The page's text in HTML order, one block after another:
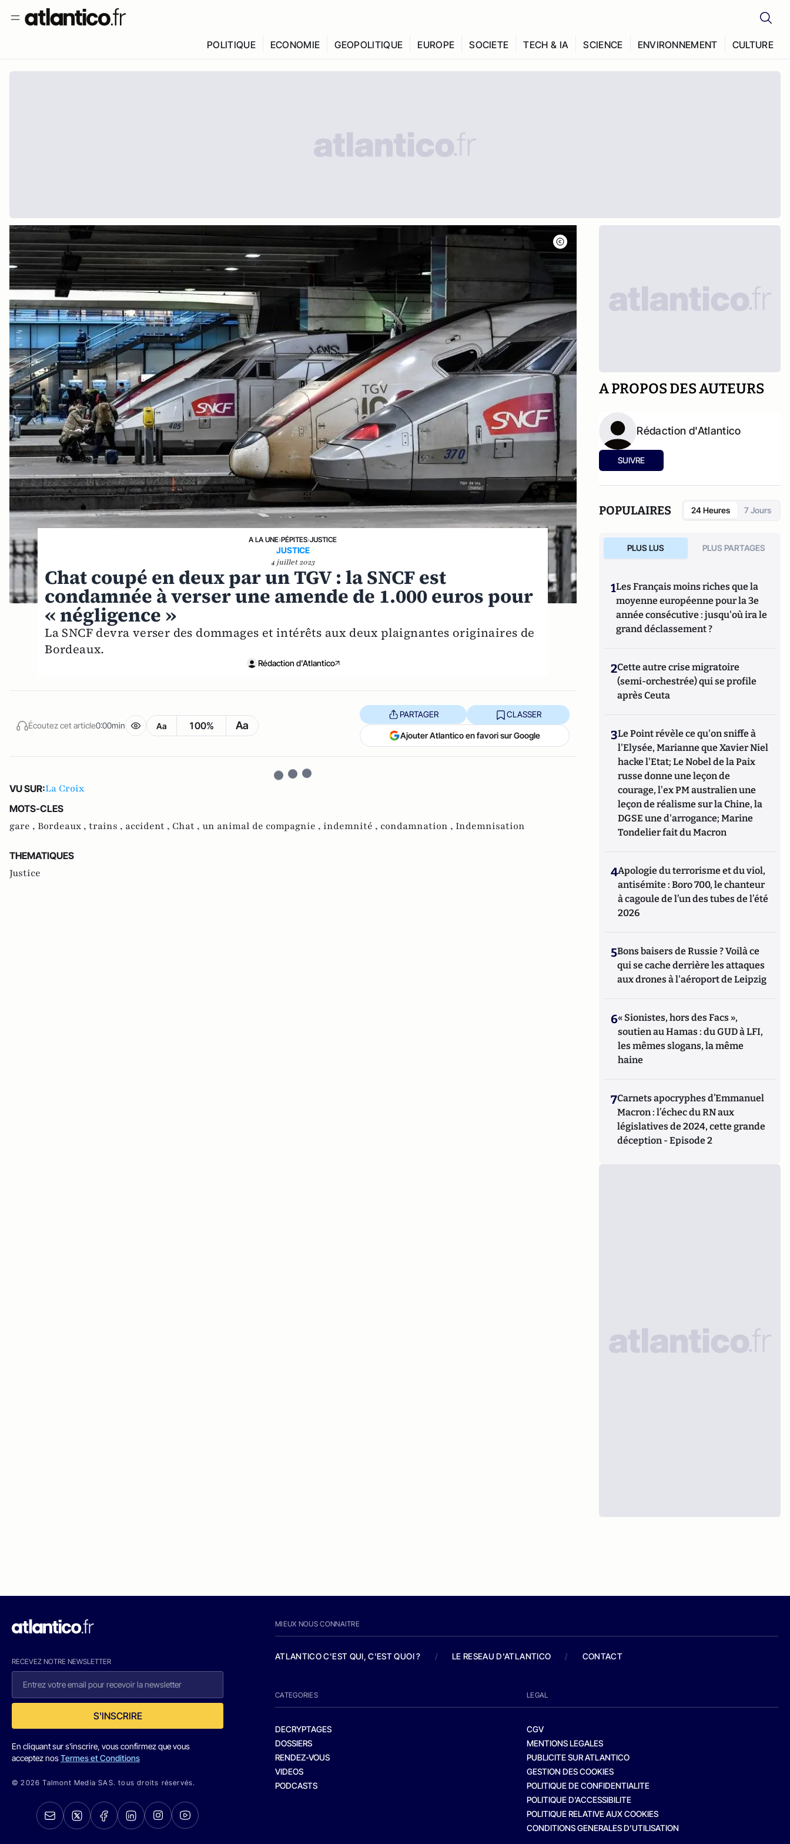
POLITIQUE ECONOMIE GEOPOLITIQUE EUROPE SOCIETE TECH & IA SCIENCE ENVIRONNEMENT CULTURE
A LA UNE›PÉPITES›JUSTICE
JUSTICE
4 juillet 2023
Chat coupé en deux par un TGV : la SNCF est
condamnée à verser une amende de 1.000 euros pour
« négligence »
La SNCF devra verser des dommages et intérêts aux deux plaignantes originaires de
Bordeaux.
Rédaction d'Atlantico
Écoutez cet article0:00min Aa 100% Aa
PARTAGER CLASSER
Ajouter Atlantico en favori sur Google
VU SUR:La Croix
MOTS-CLES
gare , Bordeaux , trains , accident , Chat , un animal de compagnie , indemnité , condamnation , Indemnisation
THEMATIQUES
Justice
A PROPOS DES AUTEURS
Rédaction d'Atlantico
SUIVRE
POPULAIRES 24 Heures 7 Jours
PLUS LUS PLUS PARTAGES
1Les Français moins riches que la
moyenne européenne pour la 3e
année consécutive : jusqu'où ira le
grand déclassement ?
2Cette autre crise migratoire
(semi-orchestrée) qui se profile
après Ceuta
3Le Point révèle ce qu'on sniffe à
l'Elysée, Marianne que Xavier Niel
hacke l'Etat; Le Nobel de la Paix
russe donne une leçon de
courage, l'ex PM australien une
leçon de réalisme sur la Chine, la
DGSE une d'arrogance; Marine
Tondelier fait du Macron
4Apologie du terrorisme et du viol,
antisémite : Boro 700, le chanteur
à cagoule de l’un des tubes de l’été
2026
5Bons baisers de Russie ? Voilà ce
qui se cache derrière les attaques
aux drones à l'aéroport de Leipzig
6« Sionistes, hors des Facs »,
soutien au Hamas : du GUD à LFI,
les mêmes slogans, la même
haine
7Carnets apocryphes d’Emmanuel
Macron : l’échec du RN aux
législatives de 2024, cette grande
déception - Episode 2
RECEVEZ NOTRE NEWSLETTER
S'INSCRIRE
En cliquant sur s'inscrire, vous confirmez que vous
acceptez nosTermes et Conditions
© 2026 Talmont Media SAS. tous droits réservés.
MIEUX NOUS CONNAITRE
ATLANTICO C'EST QUI, C'EST QUOI ? / LE RESEAU D'ATLANTICO / CONTACT
CATEGORIES
DECRYPTAGES
DOSSIERS
RENDEZ-VOUS
VIDEOS
PODCASTS
LEGAL
CGV
MENTIONS LEGALES
PUBLICITE SUR ATLANTICO
GESTION DES COOKIES
POLITIQUE DE CONFIDENTIALITE
POLITIQUE D’ACCESSIBILITE
POLITIQUE RELATIVE AUX COOKIES
CONDITIONS GENERALES D’UTILISATION